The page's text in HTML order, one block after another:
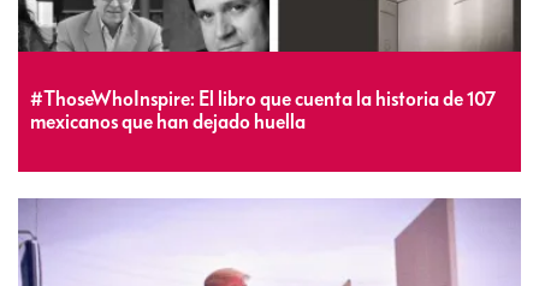
#ThoseWhoInspire: El libro que cuenta la historia de 107
mexicanos que han dejado huella